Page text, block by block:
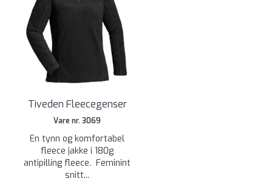
Tiveden Fleecegenser
Vare nr. 3069
En tynn og komfortabel
fleece jakke i 180g
antipilling fleece. Feminint
snitt...